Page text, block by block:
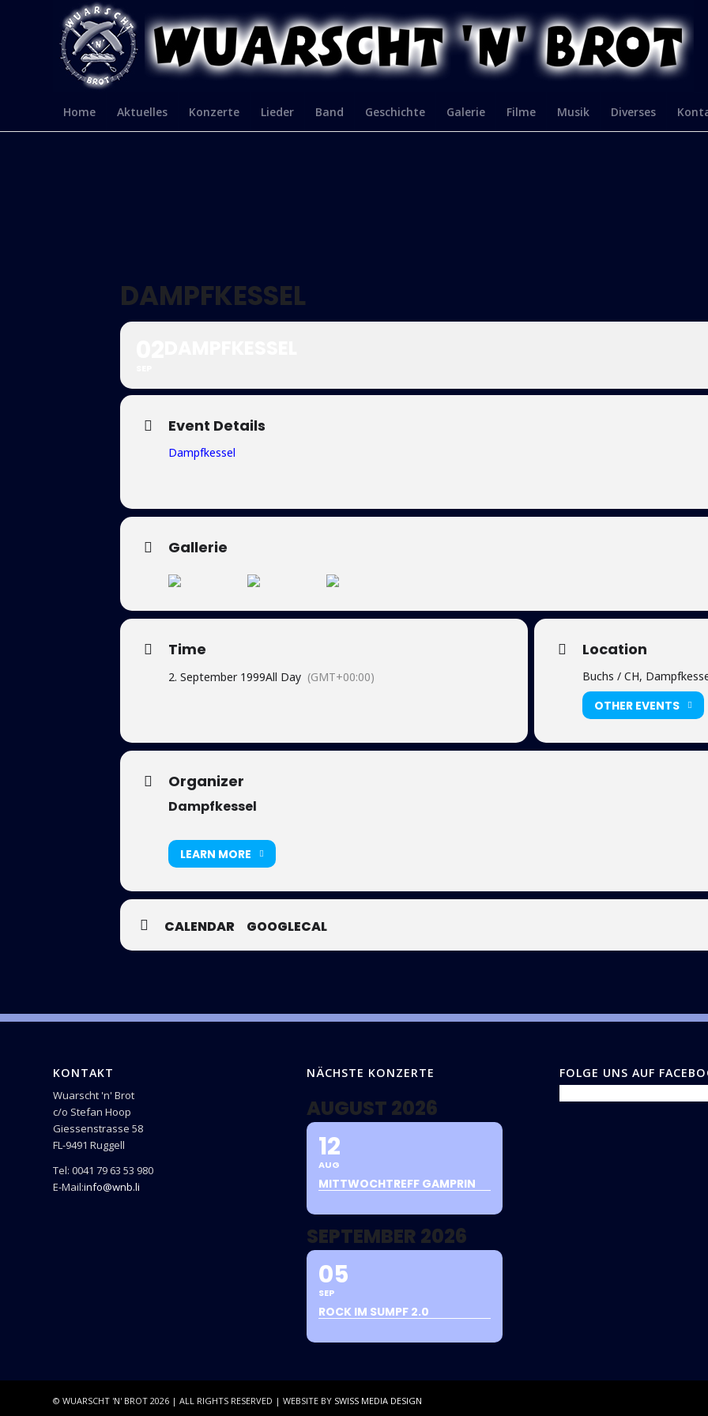
Home Aktuelles Konzerte Lieder Band Geschichte Galerie Filme Musik Diverses
DAMPFKESSEL
Event Details
Dampfkessel
Gallerie
Time
2. September 1999All Day (GMT+00:00)
Location
Buchs / CH,
OTHER EVENTS
Organizer
Dampfkessel
LEARN MORE
CALENDAR GOOGLECAL
KONTAKT
Wuarscht 'n' Brot
c/o Stefan Hoop
Giessenstrasse 58
FL-9491 Ruggell
Tel: 0041 79 63 53 980
E-Mail:info@wnb.li
NÄCHSTE KONZERTE
AUGUST 2026
12
AUG
MITTWOCHTREFF GAMPRIN
SEPTEMBER 2026
05
SEP
ROCK IM SUMPF 2.0
FOLGE UNS AUF
© WUARSCHT 'N' BROT 2026 | ALL RIGHTS RESERVED | WEBSITE BY SWISS MEDIA DESIGN